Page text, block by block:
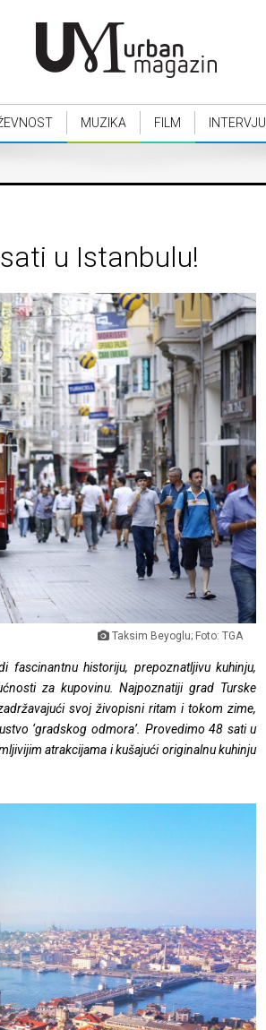
MUZIKA FILM INTERVJU
u Istanbulu!
Taksim Beyoglu; Foto: TGA
fascinantnu historiju, prepoznatljivu kuhinju,
za kupovinu. Najpoznatiji grad Turske
svoj živopisni ritam i tokom zime,
‘gradskog odmora’. Provedimo 48 sati u
atrakcijama i kušajući originalnu kuhinju